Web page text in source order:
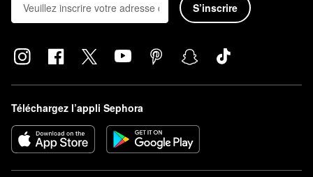
S’inscrire
Téléchargez l’appli Sephora